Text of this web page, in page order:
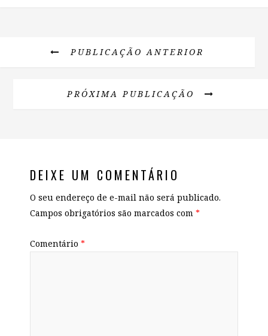
PUBLICAÇÃO ANTERIOR
PRÓXIMA PUBLICAÇÃO
DEIXE UM COMENTÁRIO
O seu endereço de e-mail não será publicado.
Campos obrigatórios são marcados com *
Comentário *